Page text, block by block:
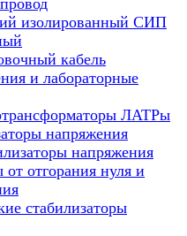
изолированный СИП
кабель
и лабораторные
ЛАТРы
напряжения
напряжения
отгорания нуля и
стабилизаторы